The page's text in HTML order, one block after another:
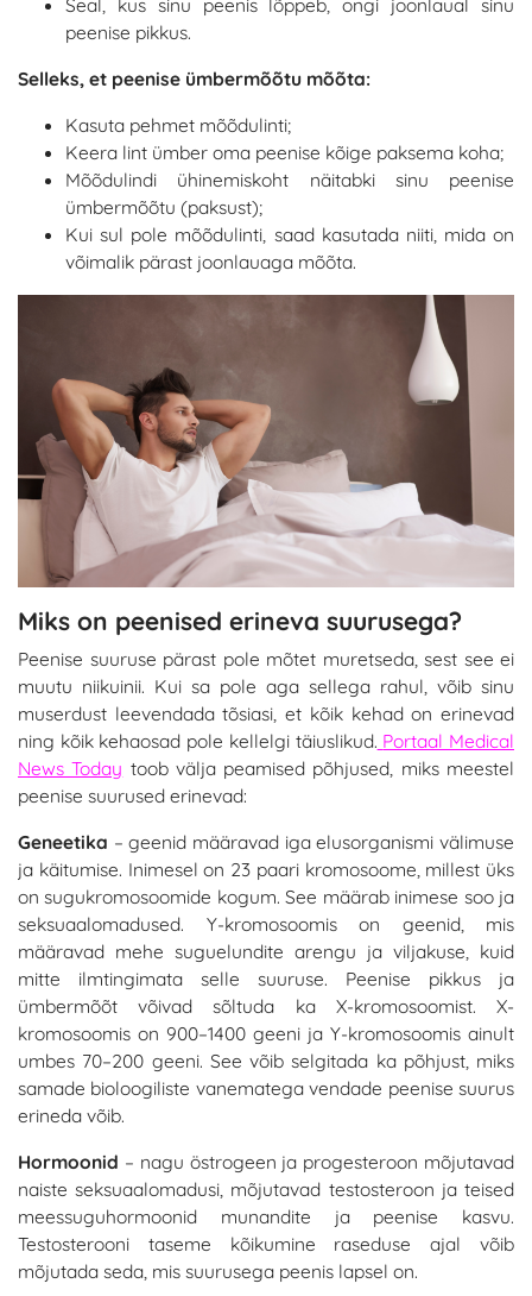
Seal, kus sinu peenis lõppeb, ongi joonlaual sinu
peenise pikkus.
Selleks, et peenise ümbermõõtu mõõta:
Kasuta pehmet mõõdulinti;
Keera lint ümber oma peenise kõige paksema koha;
Mõõdulindi ühinemiskoht näitabki sinu peenise
ümbermõõtu (paksust);
Kui sul pole mõõdulinti, saad kasutada niiti, mida on
võimalik pärast joonlauaga mõõta.
Miks on peenised erineva suurusega?
Peenise suuruse pärast pole mõtet muretseda, sest see ei
muutu niikuinii. Kui sa pole aga sellega rahul, võib sinu
muserdust leevendada tõsiasi, et kõik kehad on erinevad
ning kõik kehaosad pole kellelgi täiuslikud. Portaal Medical
News Today toob välja peamised põhjused, miks meestel
peenise suurused erinevad:
Geneetika – geenid määravad iga elusorganismi välimuse
ja käitumise. Inimesel on 23 paari kromosoome, millest üks
on sugukromosoomide kogum. See määrab inimese soo ja
seksuaalomadused. Y-kromosoomis on geenid, mis
määravad mehe suguelundite arengu ja viljakuse, kuid
mitte ilmtingimata selle suuruse. Peenise pikkus ja
ümbermõõt võivad sõltuda ka X-kromosoomist. X-
kromosoomis on 900–1400 geeni ja Y-kromosoomis ainult
umbes 70–200 geeni. See võib selgitada ka põhjust, miks
samade bioloogiliste vanematega vendade peenise suurus
erineda võib.
Hormoonid – nagu östrogeen ja progesteroon mõjutavad
naiste seksuaalomadusi, mõjutavad testosteroon ja teised
meessuguhormoonid munandite ja peenise kasvu.
Testosterooni taseme kõikumine raseduse ajal võib
mõjutada seda, mis suurusega peenis lapsel on.